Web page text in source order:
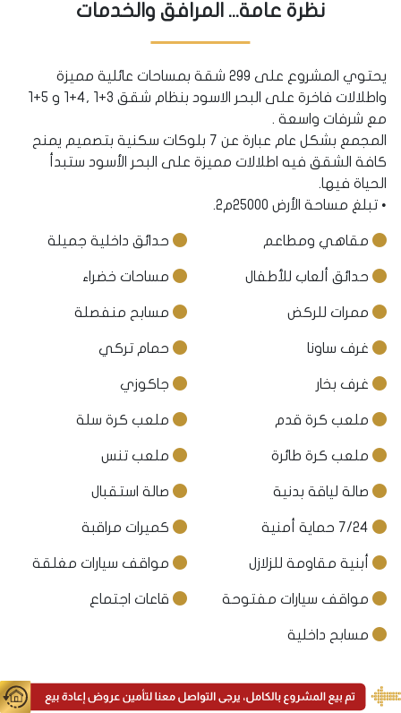
نظرة عامة... المرافق والخدمات
يحتوي المشروع على 299 شقة بمساحات عائلية مميزة
واطلالات فاخرة على البحر الاسود بنظام شقق 3+1 ,4+1 و 5+1
مع شرفات واسعة .
المجمع بشكل عام عبارة عن 7 بلوكات سكنية بتصميم يمنح
كافة الشقق فيه اطلالات مميزة على البحر الأسود ستبدأ
الحياة فيها.
• تبلغ مساحة الأرض 25000م2.
مقاهي ومطاعم حدائق داخلية جميلة
حدائق ألعاب للأطفال مساحات خضراء
ممرات للركض مسابح منفصلة
غرف ساونا حمام تركي
غرف بخار جاكوزي
ملعب كرة قدم ملعب كرة سلة
ملعب كرة طائرة ملعب تنس
صالة لياقة بدنية صالة استقبال
كميرات مراقبة
أبنية مقاومة للزلازل مواقف سيارات مغلقة
مواقف سيارات مفتوحة قاعات اجتماع
مسابح داخلية